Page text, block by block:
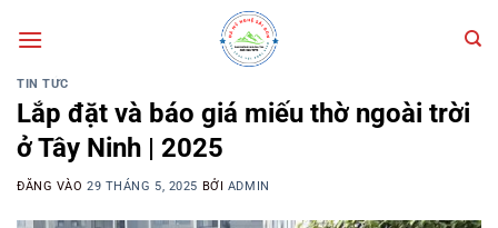
qua
dung
TIN TỨC
Lắp đặt và báo giá miếu thờ ngoài trời
ở Tây Ninh | 2025
ĐĂNG VÀO29 THÁNG 5, 2025 BỞI ADMIN